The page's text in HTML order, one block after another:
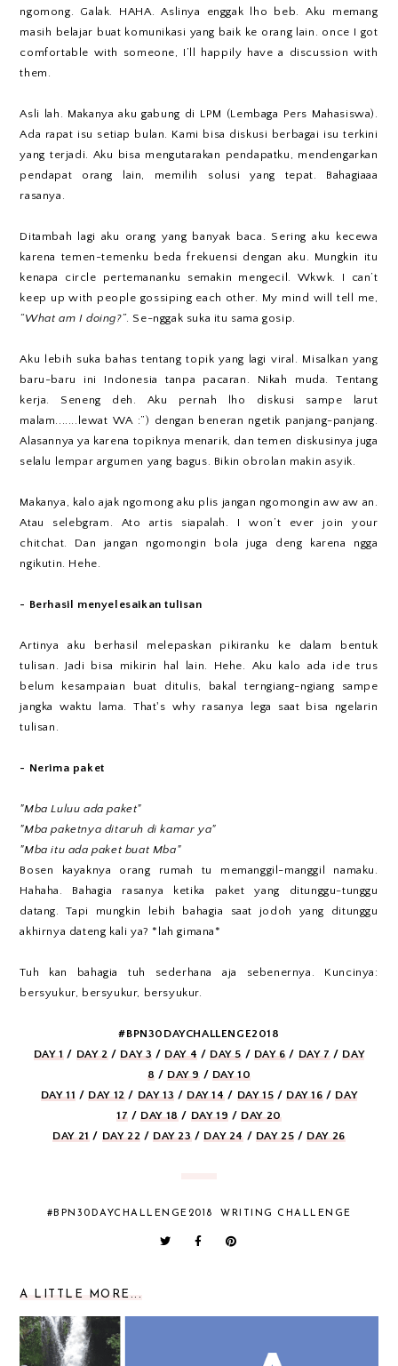
ngomong. Galak. HAHA. Aslinya enggak lho beb. Aku memang
masih belajar buat komunikasi yang baik ke orang lain. once I got
comfortable with someone, I’ll happily have a discussion with
them.
Asli lah. Makanya aku gabung di LPM (Lembaga Pers Mahasiswa).
Ada rapat isu setiap bulan. Kami bisa diskusi berbagai isu terkini
yang terjadi. Aku bisa mengutarakan pendapatku, mendengarkan
pendapat orang lain, memilih solusi yang tepat. Bahagiaaa
rasanya.
Ditambah lagi aku orang yang banyak baca. Sering aku kecewa
karena temen-temenku beda frekuensi dengan aku. Mungkin itu
kenapa circle pertemananku semakin mengecil. Wkwk. I can’t
keep up with people gossiping each other. My mind will tell me,
“What am I doing?”. Se-nggak suka itu sama gosip.
Aku lebih suka bahas tentang topik yang lagi viral. Misalkan yang
baru-baru ini Indonesia tanpa pacaran. Nikah muda. Tentang
kerja. Seneng deh. Aku pernah lho diskusi sampe larut
malam.......lewat WA :”) dengan beneran ngetik panjang-panjang.
Alasannya ya karena topiknya menarik, dan temen diskusinya juga
selalu lempar argumen yang bagus. Bikin obrolan makin asyik.
Makanya, kalo ajak ngomong aku plis jangan ngomongin aw aw an.
Atau selebgram. Ato artis siapalah. I won’t ever join your
chitchat. Dan jangan ngomongin bola juga deng karena ngga
ngikutin. Hehe.
- Berhasil menyelesaikan tulisan
Artinya aku berhasil melepaskan pikiranku ke dalam bentuk
tulisan. Jadi bisa mikirin hal lain. Hehe. Aku kalo ada ide trus
belum kesampaian buat ditulis, bakal terngiang-ngiang sampe
jangka waktu lama. That's why rasanya lega saat bisa ngelarin
tulisan.
- Nerima paket
"Mba Luluu ada paket"
"Mba paketnya ditaruh di kamar ya"
"Mba itu ada paket buat Mba"
Bosen kayaknya orang rumah tu memanggil-manggil namaku.
Hahaha. Bahagia rasanya ketika paket yang ditunggu-tunggu
datang. Tapi mungkin lebih bahagia saat jodoh yang ditunggu
akhirnya dateng kali ya? *lah gimana*
Tuh kan bahagia tuh sederhana aja sebenernya. Kuncinya:
bersyukur, bersyukur, bersyukur.
#BPN30DAYCHALLENGE2018
DAY 1/ DAY 2/DAY 3 /DAY 4 / DAY 5 / DAY 6/ DAY 7/DAY
8 / DAY 9 / DAY 10
DAY 11 /DAY 12/ DAY 13 /DAY 14/ DAY 15 / DAY 16/DAY
17 /DAY 18/ DAY 19 /DAY 20
DAY 21/ DAY 22 / DAY 23/DAY 24 / DAY 25 /DAY 26
#BPN30DAYCHALLENGE2018 WRITING CHALLENGE
A LITTLE MORE...